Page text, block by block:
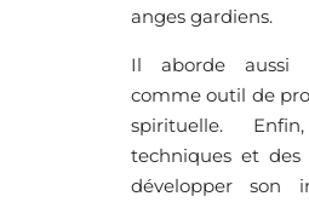
anges gardiens.
Il aborde aussi
comme outil de
spirituelle.
techniques et
développer son